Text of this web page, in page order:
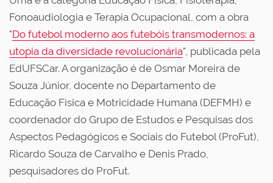
Fonoaudiologia e Terapia Ocupacional, com a obra
"Do futebol moderno aos futebóis transmodernos: a
utopia da diversidade revolucionária", publicada pela
EdUFSCar. A organização é de Osmar Moreira de
Souza Júnior, docente no Departamento de
Educação Física e Motricidade Humana (DEFMH) e
coordenador do Grupo de Estudos e Pesquisas dos
Aspectos Pedagógicos e Sociais do Futebol (ProFut),
Ricardo Souza de Carvalho e Denis Prado,
pesquisadores do ProFut.